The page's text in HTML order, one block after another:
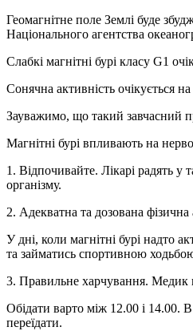
Геомагнітне поле Землі буде
Національного агентства
Слабкі магнітні бурі класу G1
Сонячна активність очікується
Зауважимо, що такий завчасний
Магнітні бурі впливають на
1. Відпочивайте. Лікарі радять у
організму.
2. Адекватна та дозована
У дні, коли магнітні бурі надто
та займатись спортивною
3. Правильне харчування. Медик
Обідати варто між 12.00 і 14.00.
переїдати.